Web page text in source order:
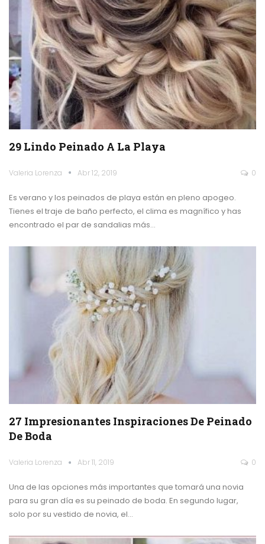
29 Lindo Peinado A La Playa
Valeria Lorenza Abr 12, 2019 0
Es verano y los peinados de playa están en pleno apogeo.
Tienes el traje de baño perfecto, el clima es magnífico y has
encontrado el par de sandalias más…
27 Impresionantes Inspiraciones De Peinado
De Boda
Valeria Lorenza Abr 11, 2019 0
Una de las opciones más importantes que tomará una novia
para su gran día es su peinado de boda. En segundo lugar,
solo por su vestido de novia, el…